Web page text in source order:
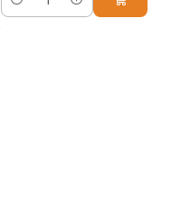
Cantidad